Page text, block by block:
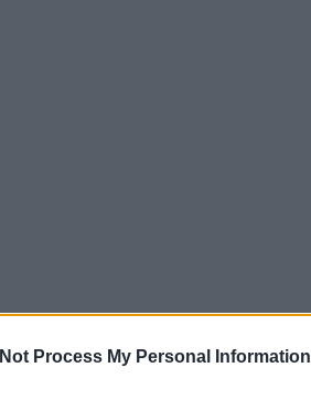
Process My Personal Information